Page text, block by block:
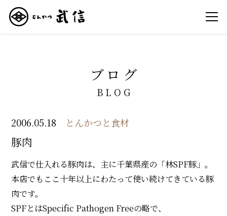
ブログ
BLOG
2006.05.18 とんかつと食材
豚肉
武信で仕入れる豚肉は、主に千葉県産の「林SPF豚」。
本店でもここ十年以上にわたって使い続けてきている豚
肉です。
SPFとはSpecific Pathogen Freeの略で、